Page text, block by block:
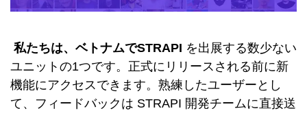
私たちは、ベトナムでSTRAPI を出展する数少ない
ユニットの1つです。正式にリリースされる前に新
機能にアクセスできます。熟練したユーザーとし
て、フィードバックは STRAPI 開発チームに直接送